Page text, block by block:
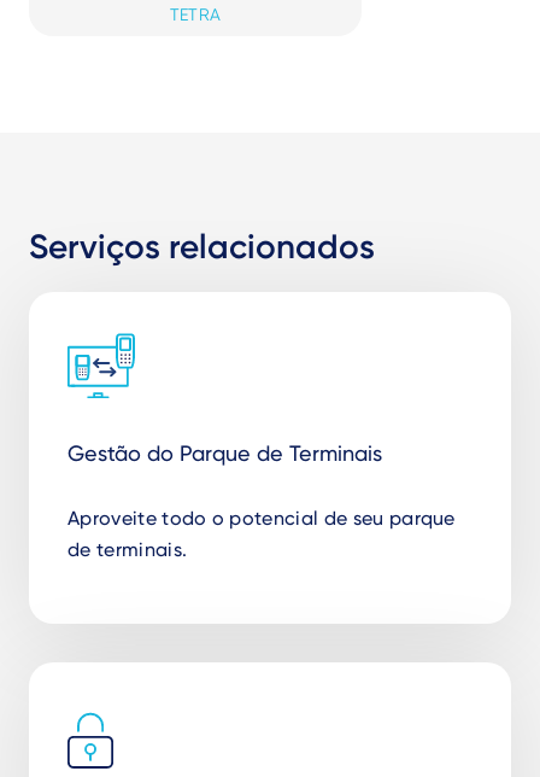
TETRA
Serviços relacionados
Gestão do Parque de Terminais
Aproveite todo o potencial de seu parque
de terminais.